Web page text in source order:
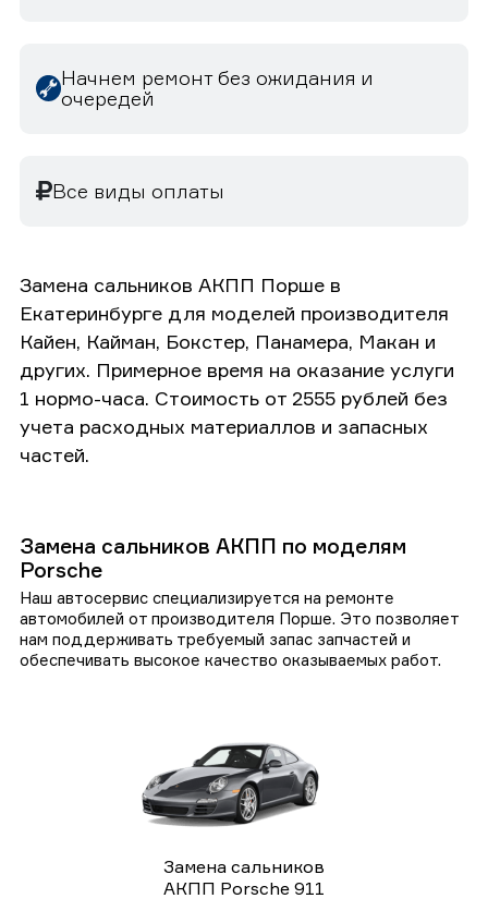
Начнем ремонт без ожидания и
очередей
Все виды оплаты
Замена сальников АКПП Порше в
Екатеринбурге для моделей производителя
Кайен, Кайман, Бокстер, Панамера, Макан и
других. Примерное время на оказание услуги
1 нормо-часа. Стоимость от 2555 рублей без
учета расходных материаллов и запасных
частей.
Замена сальников АКПП по моделям
Porsche
Наш автосервис специализируется на ремонте
автомобилей от производителя Порше. Это позволяет
нам поддерживать требуемый запас запчастей и
обеспечивать высокое качество оказываемых работ.
Замена сальников
АКПП Porsche 911